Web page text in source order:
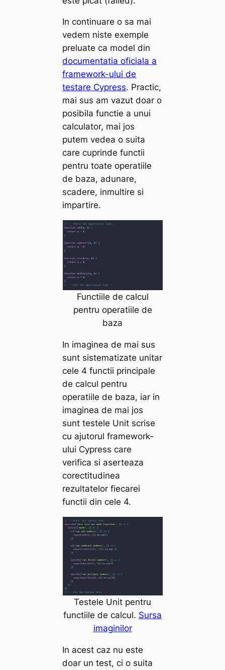
In continuare o sa mai
vedem niste exemple
preluate ca model din
documentatia oficiala a
framework-ului de
testare Cypress. Practic,
mai sus am vazut doar o
posibila functie a unui
calculator, mai jos
putem vedea o suita
care cuprinde functii
pentru toate operatiile
de baza, adunare,
scadere, inmultire si
impartire.
Functiile de calcul
pentru operatiile de
baza
In imaginea de mai sus
sunt sistematizate unitar
cele 4 functii principale
de calcul pentru
operatiile de baza, iar in
imaginea de mai jos
sunt testele Unit scrise
cu ajutorul framework-
ului Cypress care
verifica si aserteaza
corectitudinea
rezultatelor fiecarei
functii din cele 4.
Testele Unit pentru
functiile de calcul. Sursa
imaginilor
In acest caz nu este
doar un test, ci o suita